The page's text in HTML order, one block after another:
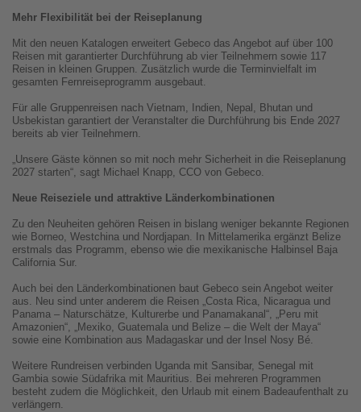
Mehr Flexibilität bei der Reiseplanung
Mit den neuen Katalogen erweitert Gebeco das Angebot auf über 100
Reisen mit garantierter Durchführung ab vier Teilnehmern sowie 117
Reisen in kleinen Gruppen. Zusätzlich wurde die Terminvielfalt im
gesamten Fernreiseprogramm ausgebaut.
Für alle Gruppenreisen nach Vietnam, Indien, Nepal, Bhutan und
Usbekistan garantiert der Veranstalter die Durchführung bis Ende 2027
bereits ab vier Teilnehmern.
„Unsere Gäste können so mit noch mehr Sicherheit in die Reiseplanung
2027 starten“, sagt Michael Knapp, CCO von Gebeco.
Neue Reiseziele und attraktive Länderkombinationen
Zu den Neuheiten gehören Reisen in bislang weniger bekannte Regionen
wie Borneo, Westchina und Nordjapan. In Mittelamerika ergänzt Belize
erstmals das Programm, ebenso wie die mexikanische Halbinsel Baja
California Sur.
Auch bei den Länderkombinationen baut Gebeco sein Angebot weiter
aus. Neu sind unter anderem die Reisen „Costa Rica, Nicaragua und
Panama – Naturschätze, Kulturerbe und Panamakanal“, „Peru mit
Amazonien“, „Mexiko, Guatemala und Belize – die Welt der Maya“
sowie eine Kombination aus Madagaskar und der Insel Nosy Bé.
Weitere Rundreisen verbinden Uganda mit Sansibar, Senegal mit
Gambia sowie Südafrika mit Mauritius. Bei mehreren Programmen
besteht zudem die Möglichkeit, den Urlaub mit einem Badeaufenthalt zu
verlängern.